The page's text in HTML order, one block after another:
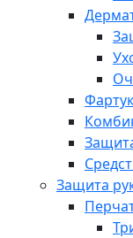
Защита